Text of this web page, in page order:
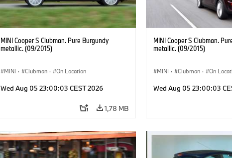
MINI Cooper S Clubman. Pure Burgundy
metallic. (09/2015)
MINI · Clubman · On Location
Wed Aug 05 23:00:03 CEST 2026
1,78 MB
MINI Cooper S Clubman.
metallic. (09/2015)
MINI · Clubman · On
Wed Aug 05 23:00:03